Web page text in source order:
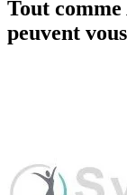
Tout
peuvent